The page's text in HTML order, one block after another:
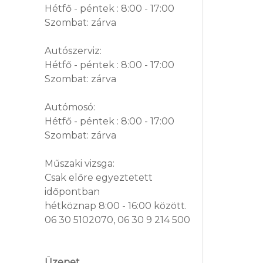
Hétfő - péntek : 8:00 - 17:00
Szombat: zárva
Autószerviz:
Hétfő - péntek : 8:00 - 17:00
Szombat: zárva
Autómosó:
Hétfő - péntek : 8:00 - 17:00
Szombat: zárva
Műszaki vizsga:
Csak előre egyeztetett
időpontban
hétköznap 8:00 - 16:00 között.
06 30 5102070, 06 30 9 214 500